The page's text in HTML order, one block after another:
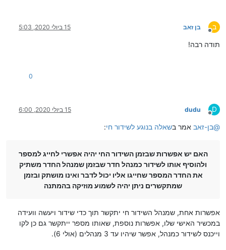
ב
מנותק
בן זאב 15 ביולי 2020, 5:03
תודה רבה!
0
D
מנותק
dudu 15 ביולי 2020, 6:00
@בן-זאב אמר בשאלה בנוגע לשידור חי:
האם יש אפשרות שבזמן השידור החי יהיה אפשרי לחייג למספר
ולהוסיף אותו לשידור כמנהל חדר שבזמן שמנהל החדר משתיק
את החדר המספר שחייגו אליו יכול לדבר ואינו מושתק ובזמן
שמתקשרים ניתן יהיה לשמוע מוזיקה בהמתנה
אפשרות אחת, שמנהל השידור חי יתקשר תוך כדי שידור ויעשה וועידה
במכשיר האישי שלו, אפשרות נוספת, שאותו מספר ייתקשר גם כן לקו
וייכנס לשידור כמנהל, אפשר שיהיו עד 3 מנהלים (אולי 6).